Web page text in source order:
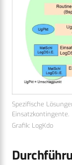
Spezifische
Einsatzkontingente.
Grafik: LogKdo